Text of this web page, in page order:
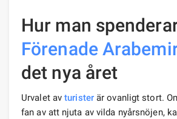
Hur man
Förenade
det nya året
Urvalet avturisterär ovanligt stort.
fan av att njuta av vilda nyårsnöjen,